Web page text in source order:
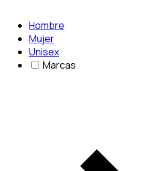
Hombre
Mujer
Unisex
Marcas